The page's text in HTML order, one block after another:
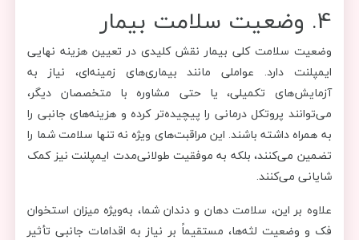
4. وضعیت سلامت بیمار
وضعیت سلامت کلی بیمار نقش کلیدی در تعیین هزینه نهایی
ایمپلنت دارد. عواملی مانند بیماری‌های زمینه‌ای، نیاز به
آزمایش‌های تکمیلی، یا حتی مشاوره با متخصصان دیگر،
می‌توانند پروتکل درمانی را پیچیده‌تر کرده و هزینه‌های جانبی را
به همراه داشته باشند. این مراقبت‌های ویژه نه تنها سلامت شما را
تضمین می‌کنند، بلکه به موفقیت طولانی‌مدت ایمپلنت نیز کمک
شایانی می‌کنند.
علاوه بر این، سلامت دهان و دندان شما، به‌ویژه میزان استخوان
فک و وضعیت لثه‌ها، مستقیماً بر نیاز به اقدامات جانبی تأثیر